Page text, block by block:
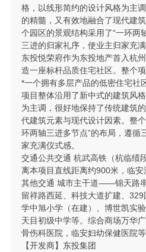
格，以线形简约的设计风格为主
的精髓，又有效地融合了现代建
个园区的景观结构采用了“一环两
三进的归家礼序，使业主归家充满
东投悦荣府作为东投地产首入杭
造一座标杆品质住宅社区。整个
*一个拥有多层产品的低密住宅社区
项目整体沿用了新中式的建筑风
为主调，很好地保持了传统建筑
代建筑元素与现代设计因素。整
环两轴三进多节点”的布局，遵循
家充满仪式感。
交通公共交通 杭武高铁（杭临绩
离本项目直线距离约900米，临安
其他交通 城市主干道——锦天路
留祥路西延、科技大道扩建、
学中旭小学（在建）、博世凯实
天目初级中学等。综合商场万华
骨伤科医院，临安妇幼保健医院等
【开发商】东投集团